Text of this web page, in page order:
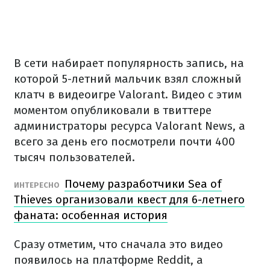
В сети набирает популярность запись, на
которой 5-летний мальчик взял сложный
клатч в видеоигре Valorant. Видео с этим
моментом опубликовали в твиттере
администраторы ресурса Valorant News, а
всего за день его посмотрели почти 400
тысяч пользователей.
ИНТЕРЕСНО
Почему разработчики Sea of
Thieves организовали квест для 6-летнего
фаната: особенная история
Сразу отметим, что сначала это видео
появилось на платформе Reddit, а